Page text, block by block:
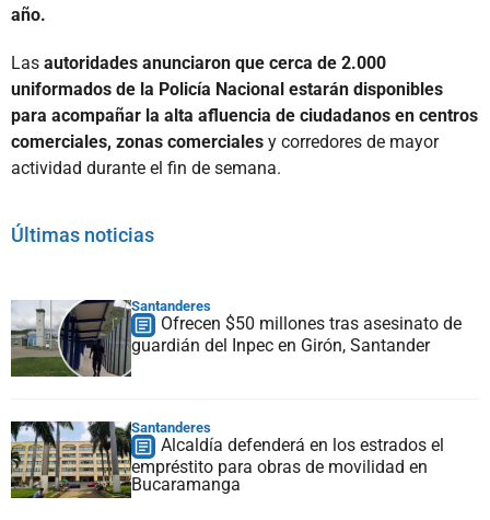
año.
Las autoridades anunciaron que cerca de 2.000
uniformados de la Policía Nacional estarán disponibles
para acompañar la alta afluencia de ciudadanos en centros
comerciales, zonas comerciales y corredores de mayor
actividad durante el fin de semana.
Últimas noticias
Santanderes
Ofrecen $50 millones tras asesinato de
guardián del Inpec en Girón, Santander
Santanderes
Alcaldía defenderá en los estrados el
empréstito para obras de movilidad en
Bucaramanga